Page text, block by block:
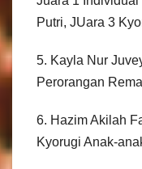
Putri, JUara 3
5. Kayla Nur
Perorangan
6. Hazim Akilah
Kyorugi Anak-